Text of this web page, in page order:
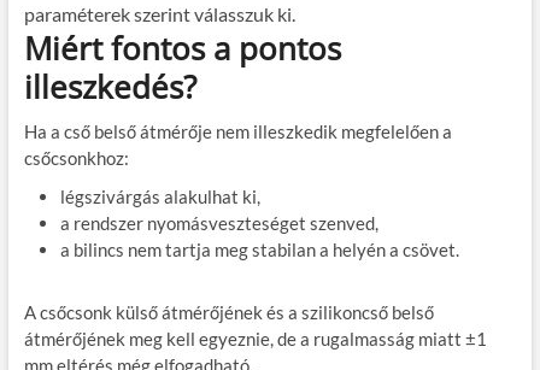
paraméterek szerint válasszuk ki.
Miért fontos a pontos
illeszkedés?
Ha a cső belső átmérője nem illeszkedik megfelelően a
csőcsonkhoz:
légszivárgás alakulhat ki,
a rendszer nyomásveszteséget szenved,
a bilincs nem tartja meg stabilan a helyén a csövet.
A csőcsonk külső átmérőjének és a szilikoncső belső
átmérőjének meg kell egyeznie, de a rugalmasság miatt ±1
mm eltérés még elfogadható.